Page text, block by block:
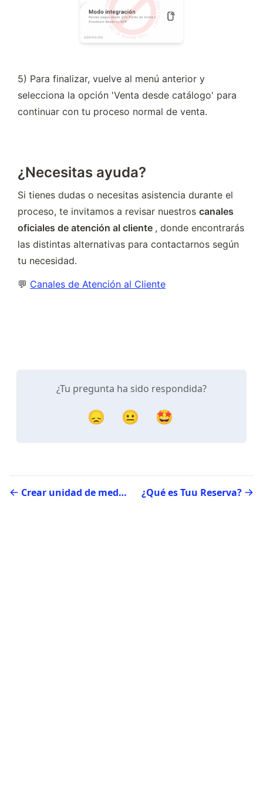
5) Para finalizar, vuelve al menú anterior y
selecciona la opción 'Venta desde catálogo' para
continuar con tu proceso normal de venta.
¿Necesitas ayuda?
Si tienes dudas o necesitas asistencia durante el
proceso, te invitamos a revisar nuestros canales
oficiales de atención al cliente , donde encontrarás
las distintas alternativas para contactarnos según
tu necesidad.
💬 Canales de Atención al Cliente
¿Tu pregunta ha sido respondida?
😞 😐 🤩
Crear unidad de medida ¿Qué es Tuu Reserva?